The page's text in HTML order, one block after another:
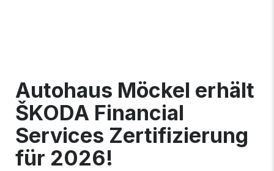
Autohaus Möckel erhält
ŠKODA Financial
Services Zertifizierung
für 2026!